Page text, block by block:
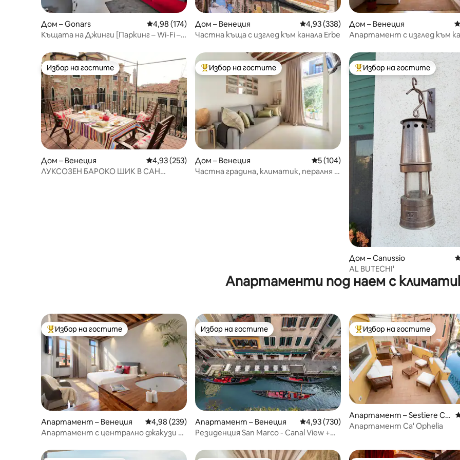
Дом – Gonars Средна оценка: 4,98 от 5, 174 отзива
4,98 (174)
Къщата на Джинги [Паркинг – Wi-Fi –
Дом – Венеция Средна оценка: 4,93 от 5, 338 отзива
4,93 (338)
Частна къща с изглед към канала Erbe
Дом – Венеция
Апартамент с изглед към
Избор на гостите
Избор на гостите
Дом – Венеция Средна оценка: 4,93 от 5, 253 отзива
4,93 (253)
ЛУКСОЗЕН БАРОКО ШИК В САН
Най-популярен избор на гостите
Избор на гостите
Дом – Венеция Средна оценка: 5 от 5, 104 отзива
5 (104)
Частна градина, климатик, пералня и
Най-популярен избор на
Избор на гостите
Дом – Canussio
AL BUTECHI'
Апартаменти под наем с
Най-популярен избор на гостите
Избор на гостите
Апартамент – Венеция Средна оценка: 4,98 от 5, 239 отзива
4,98 (239)
Апартамент с централно джакузи на
Избор на гостите
Избор на гостите
Апартамент – Венеция Средна оценка: 4,93 от 5, 730 отзива
4,93 (730)
Резиденция San Marco - Canal View +
Най-популярен избор на
Избор на гостите
Апартамент – Sestiere Ca
stello
Апартамент Ca' Ophelia